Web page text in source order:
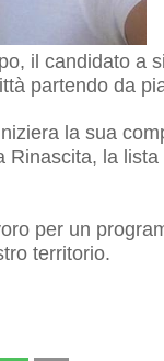
il candidato a
partendo da
la sua
la
per un
territorio.